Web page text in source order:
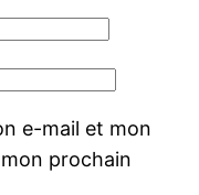
e-mail et mon
prochain